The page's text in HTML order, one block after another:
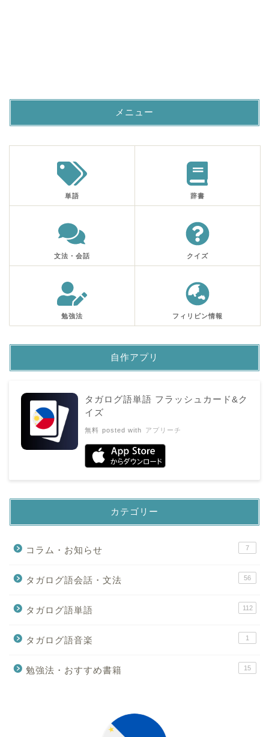
メニュー
単語 辞書
文法・会話 クイズ
勉強法 フィリピン情報
自作アプリ
タガログ語単語 フラッシュカード&ク
イズ
無料 posted with アプリーチ
カテゴリー
コラム・お知らせ 7
タガログ語会話・文法 56
タガログ語単語 112
タガログ語音楽 1
勉強法・おすすめ書籍 15